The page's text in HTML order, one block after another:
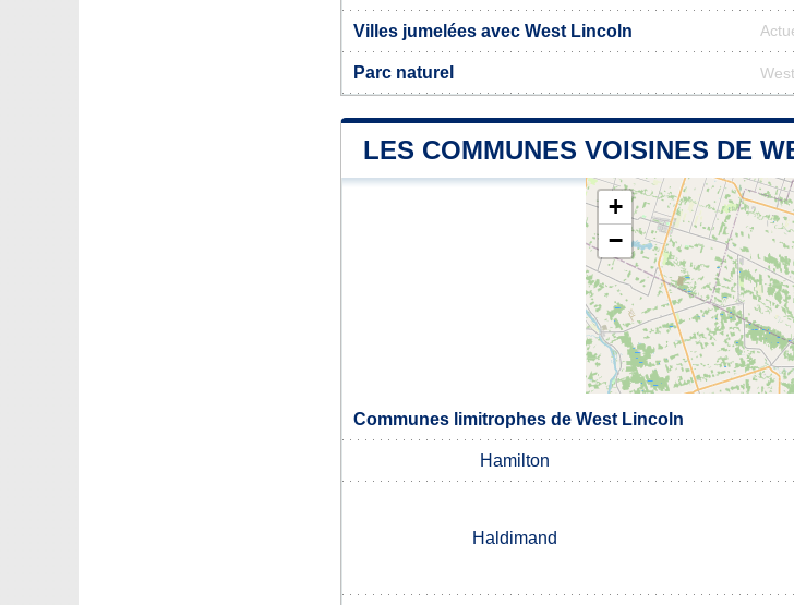
Villes jumelées avec West Lincoln
Parc naturel
LES COMMUNES VOISINES DE
+
−
Communes limitrophes de West Lincoln
Hamilton
Haldimand